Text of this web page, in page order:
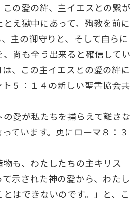
この愛の絆、主イエスとの繋が
え獄中にあって、殉教を前に
主の御守りと、そして自らに
尚も全う出来ると確信してい
、この主イエスとの愛の絆に
５：１４の新しい聖書協会共
の愛が私たちを捕らえて離さな
ています。更にローマ８：３
も、わたしたちの主キリス
て示された神の愛から、わたし
はできないのです。」と、こ